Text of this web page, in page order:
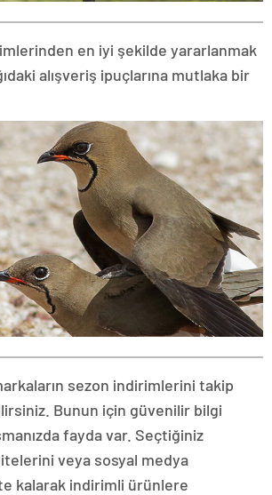
en iyi şekilde yararlanmak
alışveriş ipuçlarına mutlaka bir
sezon indirimlerini takip
Bunun için güvenilir bilgi
fayda var. Seçtiğiniz
veya sosyal medya
kalarak indirimli ürünlere